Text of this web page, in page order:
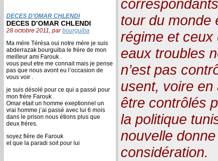
DECES D’OMAR CHLENDI
DECES D’OMAR CHLENDI
28 octobre 2011, parbourguiba
Ma mére Térésa oui notre mére je suis
abderrazak bourguiba le frére de mon
meilleur ami Farouk .
vous peut etre me connait mais je pense
pas que nous avont eu l’occasion de
vous voir .
je suis désolé pour ce qui a passé pour
mon frére Farouk .
Omar etait un homme exeptionnel un
vrai homme j’ai passé avec lui 6 mois
dans le prison nous étions plus que
deux fréres.
soyez fiére de Farouk
et que la paradi soit pour lui
tour du monde
régime et
eaux troubles
n’est pas
usent, voire
être contrôlés
la politique
nouvelle
considération.